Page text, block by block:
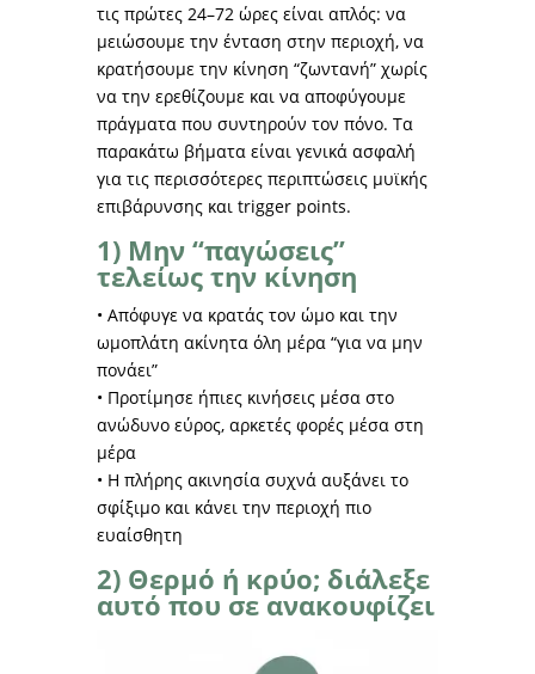
τις πρώτες 24–72 ώρες είναι απλός: να
μειώσουμε την ένταση στην περιοχή, να
κρατήσουμε την κίνηση “ζωντανή” χωρίς
να την ερεθίζουμε και να αποφύγουμε
πράγματα που συντηρούν τον πόνο. Τα
παρακάτω βήματα είναι γενικά ασφαλή
για τις περισσότερες περιπτώσεις μυϊκής
επιβάρυνσης και trigger points.
1) Μην “παγώσεις”
τελείως την κίνηση
• Απόφυγε να κρατάς τον ώμο και την
ωμοπλάτη ακίνητα όλη μέρα “για να μην
πονάει”
• Προτίμησε ήπιες κινήσεις μέσα στο
ανώδυνο εύρος, αρκετές φορές μέσα στη
μέρα
• Η πλήρης ακινησία συχνά αυξάνει το
σφίξιμο και κάνει την περιοχή πιο
ευαίσθητη
2) Θερμό ή κρύο; διάλεξε
αυτό που σε ανακουφίζει